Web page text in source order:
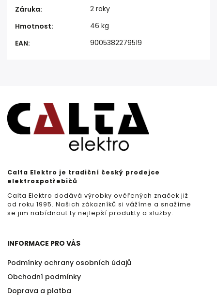
Záruka:
2 roky
Hmotnost:
46 kg
EAN: 9005382279519
Calta Elektro je tradiční český prodejce
elektrospotřebičů
Calta Elektro dodává výrobky ověřených značek již
od roku 1995. Našich zákazníků si vážíme a snažíme
se jim nabídnout ty nejlepší produkty a služby.
INFORMACE PRO VÁS
Podmínky ochrany osobních údajů
Obchodní podmínky
Doprava a platba